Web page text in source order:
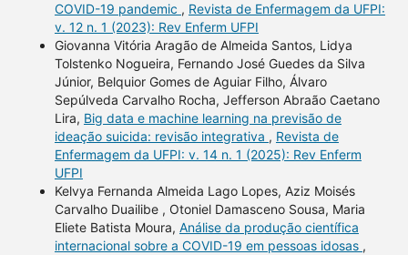
COVID-19 pandemic , Revista de Enfermagem da UFPI:
v. 12 n. 1 (2023): Rev Enferm UFPI
Giovanna Vitória Aragão de Almeida Santos, Lidya
Tolstenko Nogueira, Fernando José Guedes da Silva
Júnior, Belquior Gomes de Aguiar Filho, Álvaro
Sepúlveda Carvalho Rocha, Jefferson Abraão Caetano
Lira, Big data e machine learning na previsão de
ideação suicida: revisão integrativa , Revista de
Enfermagem da UFPI: v. 14 n. 1 (2025): Rev Enferm
UFPI
Kelvya Fernanda Almeida Lago Lopes, Aziz Moisés
Carvalho Duailibe , Otoniel Damasceno Sousa, Maria
Eliete Batista Moura, Análise da produção científica
internacional sobre a COVID-19 em pessoas idosas ,